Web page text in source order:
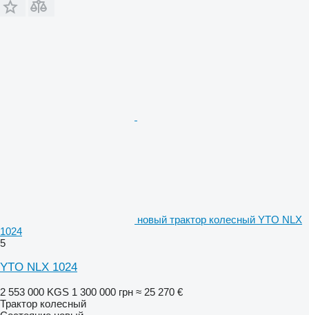
новый трактор колесный YTO NLX
1024
5
YTO NLX 1024
2 553 000 KGS 1 300 000 грн ≈ 25 270 €
Трактор колесный